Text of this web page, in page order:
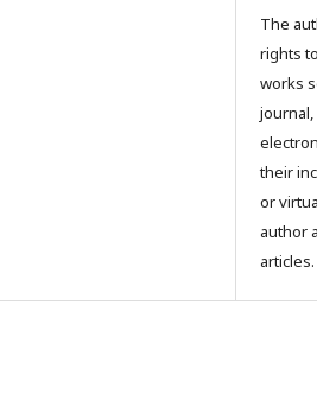
The
rights
works
their
or
author
articles.